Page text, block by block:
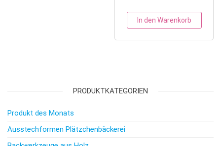
In den Warenkorb
PRODUKTKATEGORIEN
Produkt des Monats
Ausstechformen Plätzchenbäckerei